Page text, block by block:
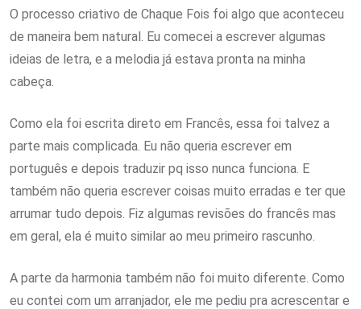
O processo criativo de Chaque Fois foi algo que aconteceu
de maneira bem natural. Eu comecei a escrever algumas
ideias de letra, e a melodia já estava pronta na minha
cabeça.
Como ela foi escrita direto em Francês, essa foi talvez a
parte mais complicada. Eu não queria escrever em
português e depois traduzir pq isso nunca funciona. E
também não queria escrever coisas muito erradas e ter que
arrumar tudo depois. Fiz algumas revisões do francês mas
em geral, ela é muito similar ao meu primeiro rascunho.
A parte da harmonia também não foi muito diferente. Como
eu contei com um arranjador, ele me pediu pra acrescentar e